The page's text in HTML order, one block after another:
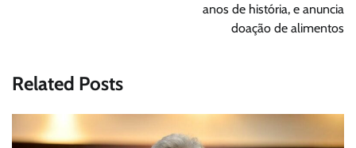
anos de história, e anuncia
doação de alimentos
Related Posts